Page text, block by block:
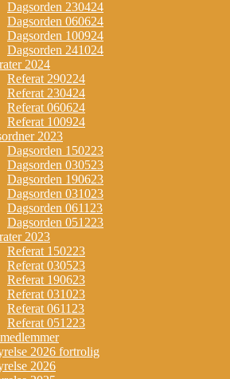
Dagsorden 230424
Dagsorden 060624
Dagsorden 100924
Dagsorden 241024
2024
Referat 290224
Referat 230424
Referat 060624
Referat 100924
2023
Dagsorden 150223
Dagsorden 030523
Dagsorden 190623
Dagsorden 031023
Dagsorden 061123
Dagsorden 051223
2023
Referat 150223
Referat 030523
Referat 190623
Referat 031023
Referat 061123
Referat 051223
2026 fortrolig
2026